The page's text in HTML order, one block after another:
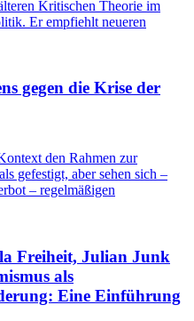
Kritischen Theorie im
Er empfiehlt neueren
gegen die Krise der
den Rahmen zur
gefestigt, aber sehen sich –
– regelmäßigen
Freiheit, Julian Junk
als
Eine Einführung